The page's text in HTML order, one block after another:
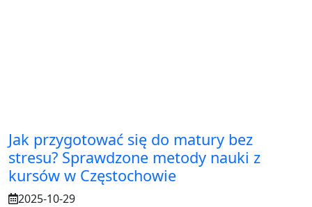
Jak przygotować się do matury bez
stresu? Sprawdzone metody nauki z
kursów w Częstochowie
2025-10-29